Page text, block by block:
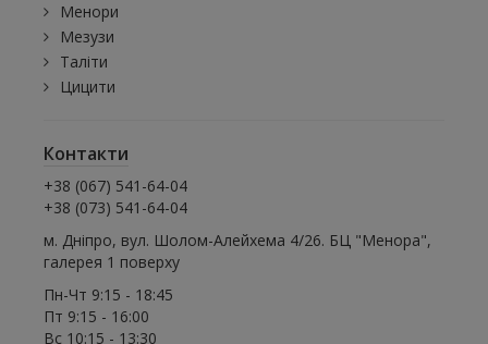
Менори
Мезузи
Таліти
Цицити
Контакти
+38 (067) 541-64-04
+38 (073) 541-64-04
м. Дніпро, вул. Шолом-Алейхема 4/26. БЦ "Менора",
галерея 1 поверху
Пн-Чт 9:15 - 18:45
Пт 9:15 - 16:00
Вс 10:15 - 13:30